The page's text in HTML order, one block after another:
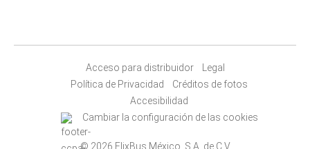
Acceso para distribuidor
Legal
Política de Privacidad
Créditos de fotos
Accesibilidad
Cambiar la configuración de las cookies
© 2026 FlixBus México, S.A. de C.V